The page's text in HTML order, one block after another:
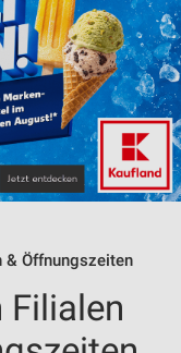
& Öffnungszeiten
Filialen